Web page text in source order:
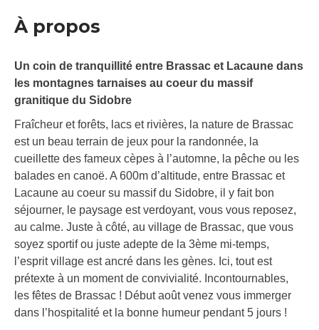
À propos
Un coin de tranquillité entre Brassac et Lacaune dans
les montagnes tarnaises au coeur du massif
granitique du Sidobre
Fraîcheur et forêts, lacs et rivières, la nature de Brassac
est un beau terrain de jeux pour la randonnée, la
cueillette des fameux cèpes à l’automne, la pêche ou les
balades en canoë. A 600m d’altitude, entre Brassac et
Lacaune au coeur su massif du Sidobre, il y fait bon
séjourner, le paysage est verdoyant, vous vous reposez,
au calme. Juste à côté, au village de Brassac, que vous
soyez sportif ou juste adepte de la 3ème mi-temps,
l’esprit village est ancré dans les gènes. Ici, tout est
prétexte à un moment de convivialité. Incontournables,
les fêtes de Brassac ! Début août venez vous immerger
dans l’hospitalité et la bonne humeur pendant 5 jours !